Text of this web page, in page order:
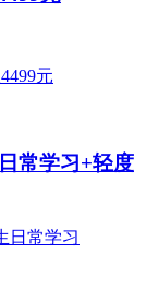
常学习+轻度